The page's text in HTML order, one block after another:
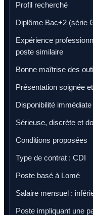
Profil recherché
Diplôme Bac+2 (série
Expérience
poste similaire
Bonne maîtrise des
Présentation soignée
Disponibilité immédiate
Sérieuse, discrète et
Conditions proposées
Type de contrat : CDI
Poste basé à Lomé
Salaire mensuel :
Poste impliquant une